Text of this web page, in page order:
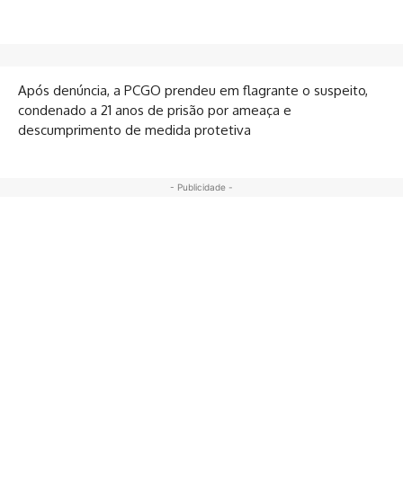
Após denúncia, a PCGO prendeu em flagrante o suspeito,
condenado a 21 anos de prisão por ameaça e
descumprimento de medida protetiva
- Publicidade -